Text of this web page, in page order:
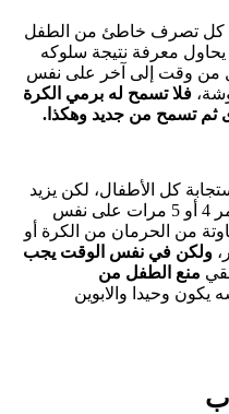
كل تصرف خاطئ من الطفل
يحاول معرفة نتيجة سلوكه
من وقت إلى آخر على نفس
فلا تسمح له برمي الكرة
ثم تسمح من جديد وهكذا.
كل الأطفال، لكن يزيد
معدل استجابة الأطفال بعد تكرار الأمر 4 أو 5 مرات على نفس
من الحرمان من الكرة أو
ولكن في نفس الوقت يجب
منع الطفل من
وحيدا والابوين